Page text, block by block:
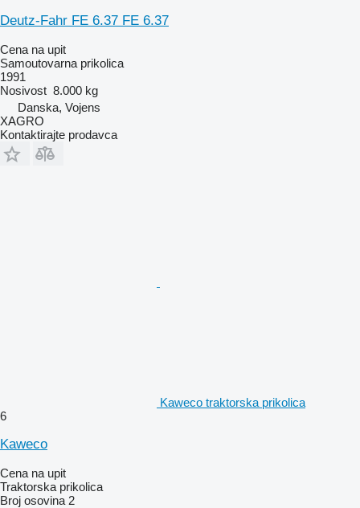
Deutz-Fahr FE 6.37 FE 6.37
Cena na upit
Samoutovarna prikolica
1991
Nosivost 8.000 kg
Danska, Vojens
XAGRO
Kontaktirajte prodavca
Kaweco traktorska prikolica
6
Kaweco
Cena na upit
Traktorska prikolica
Broj osovina 2